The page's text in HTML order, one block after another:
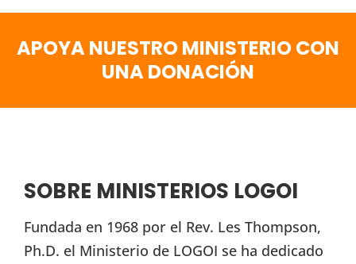
APOYA NUESTRO MINISTERIO CON
UNA DONACIÓN
SOBRE MINISTERIOS LOGOI
Fundada en 1968 por el Rev. Les Thompson,
Ph.D. el Ministerio de LOGOI se ha dedicado